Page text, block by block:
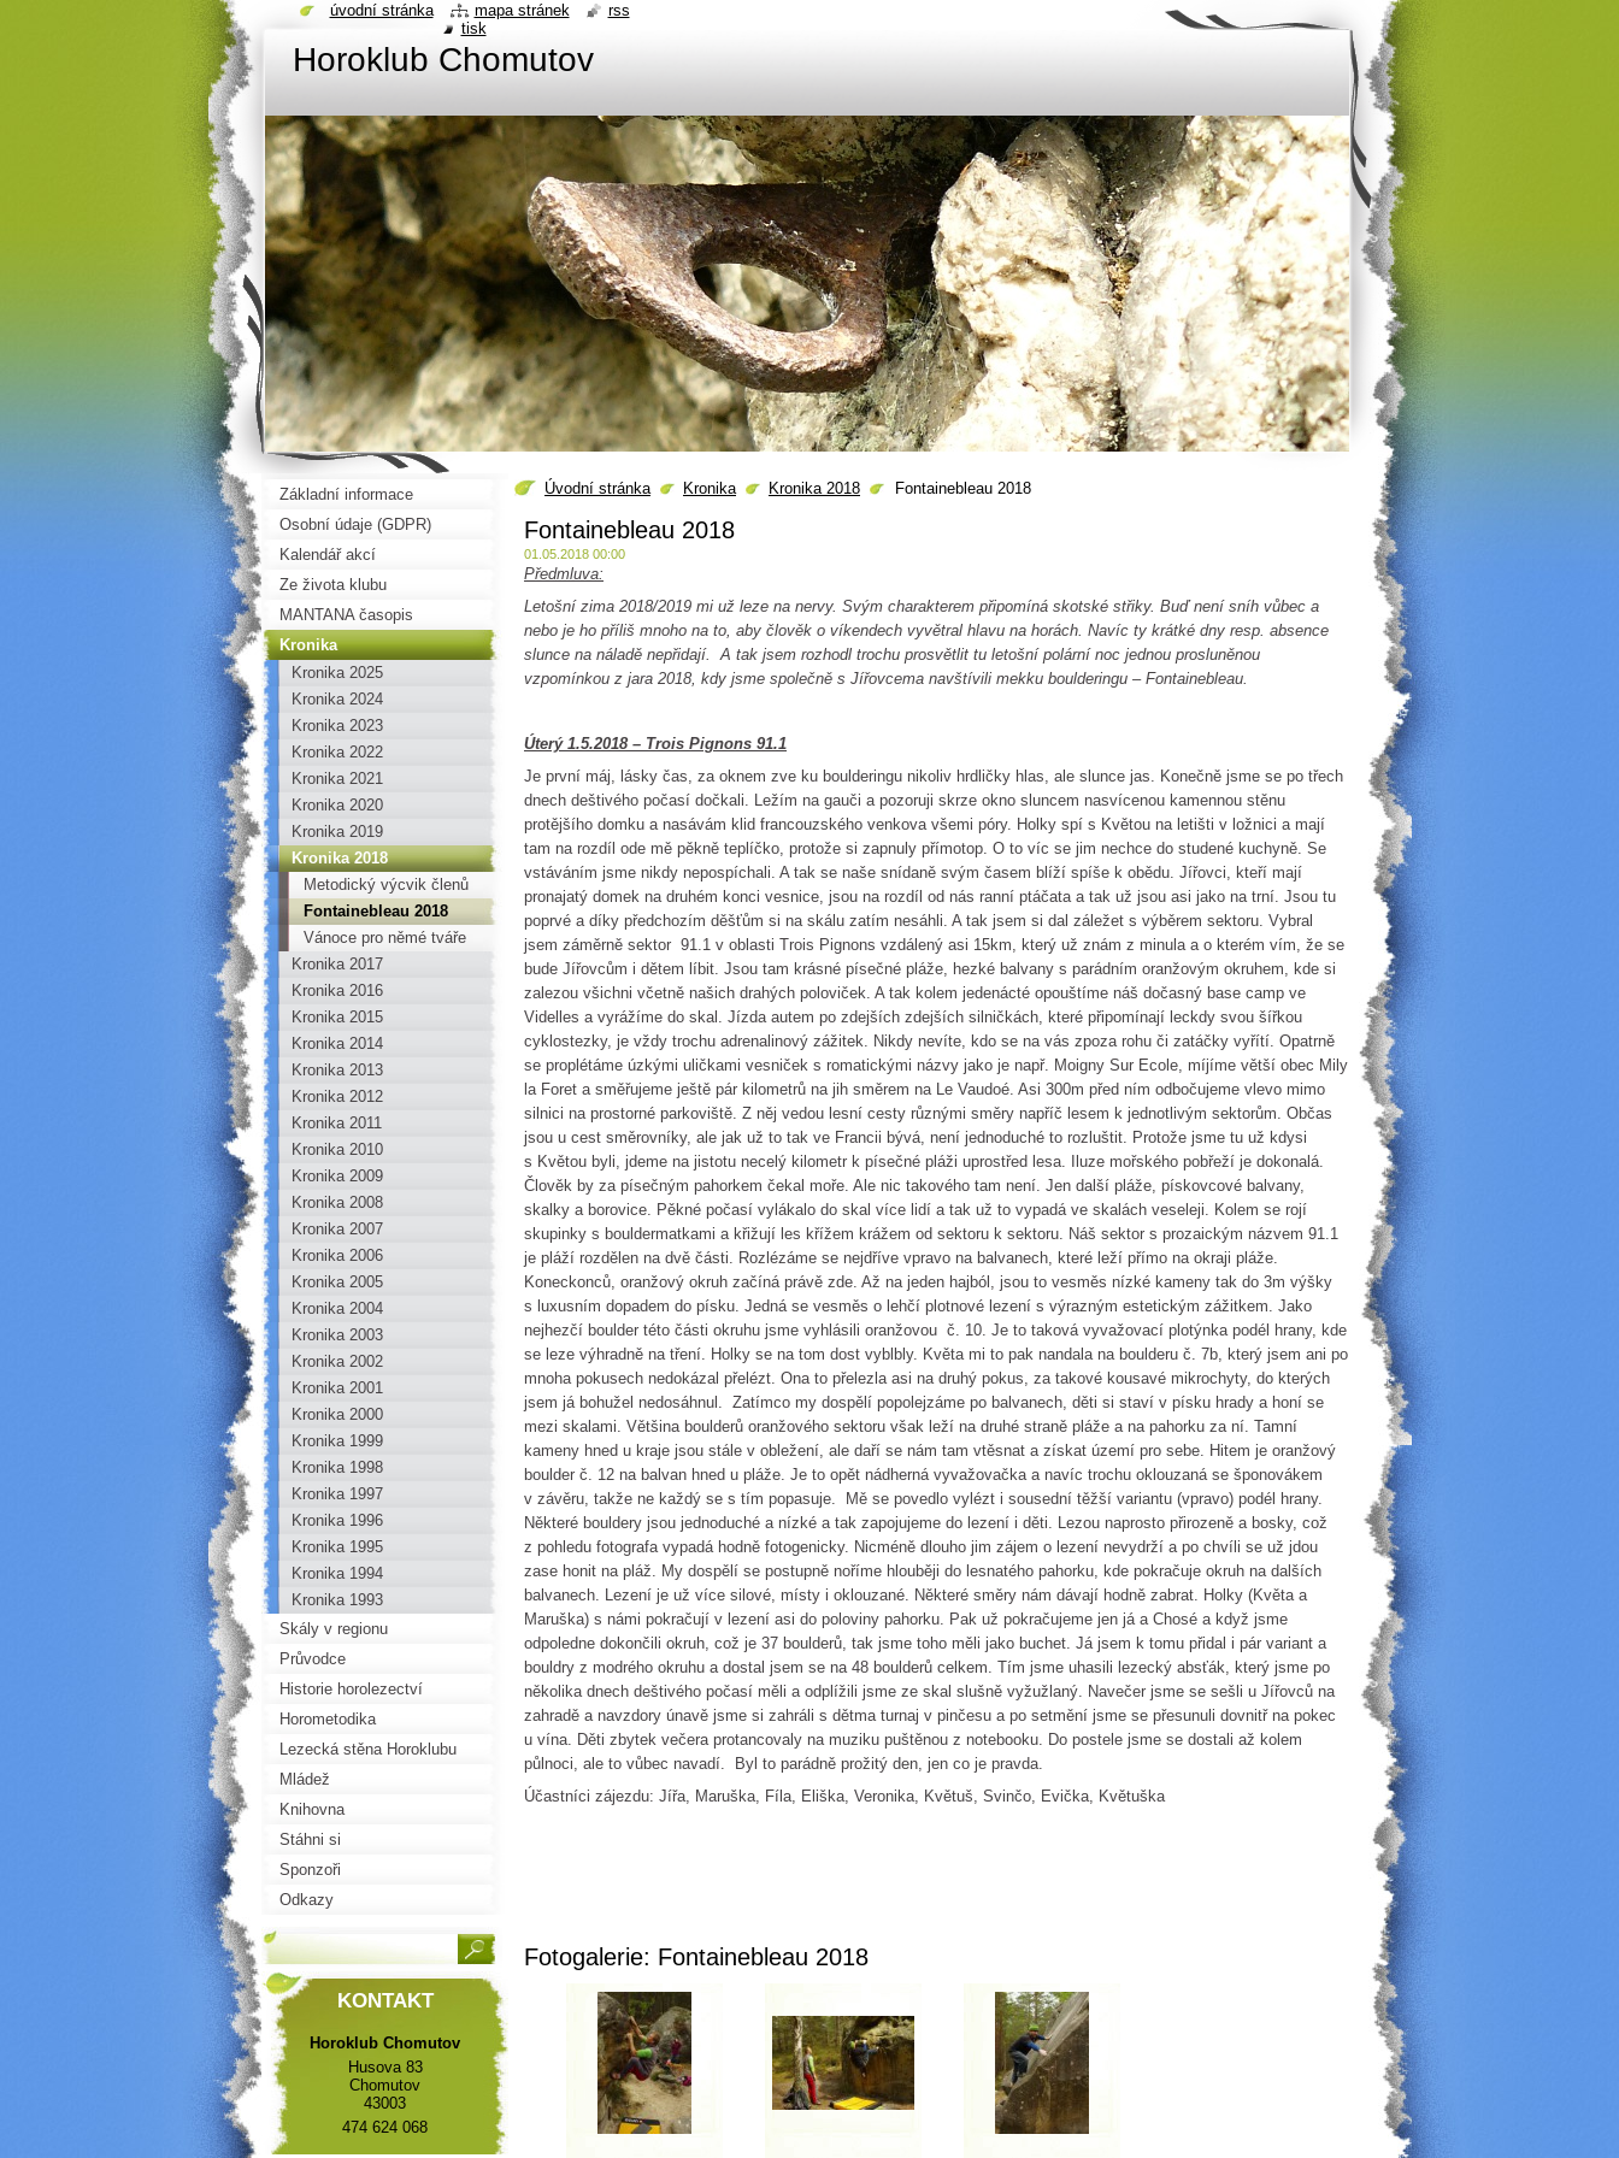
Horoklub Chomutov
Úvodní stránka Kronika Kronika 2018 Fontainebleau 2018
Fontainebleau 2018
01.05.2018 00:00
Předmluva:
Letošní zima 2018/2019 mi už leze na nervy. Svým charakterem připomíná skotské střiky. Buď není sníh vůbec a
nebo je ho příliš mnoho na to, aby člověk o víkendech vyvětral hlavu na horách. Navíc ty krátké dny resp. absence
slunce na náladě nepřidají. A tak jsem rozhodl trochu prosvětlit tu letošní polární noc jednou prosluněnou
vzpomínkou z jara 2018, kdy jsme společně s Jířovcema navštívili mekku boulderingu – Fontainebleau.
Úterý 1.5.2018 – Trois Pignons 91.1
Je první máj, lásky čas, za oknem zve ku boulderingu nikoliv hrdličky hlas, ale slunce jas. Konečně jsme se po třech
dnech deštivého počasí dočkali. Ležím na gauči a pozoruji skrze okno sluncem nasvícenou kamennou stěnu
protějšího domku a nasávám klid francouzského venkova všemi póry. Holky spí s Květou na letišti v ložnici a mají
tam na rozdíl ode mě pěkně teplíčko, protože si zapnuly přímotop. O to víc se jim nechce do studené kuchyně. Se
vstáváním jsme nikdy nepospíchali. A tak se naše snídaně svým časem blíží spíše k obědu. Jířovci, kteří mají
pronajatý domek na druhém konci vesnice, jsou na rozdíl od nás ranní ptáčata a tak už jsou asi jako na trní. Jsou tu
poprvé a díky předchozím děšťům si na skálu zatím nesáhli. A tak jsem si dal záležet s výběrem sektoru. Vybral
jsem záměrně sektor 91.1 v oblasti Trois Pignons vzdálený asi 15km, který už znám z minula a o kterém vím, že se
bude Jířovcům i dětem líbit. Jsou tam krásné písečné pláže, hezké balvany s parádním oranžovým okruhem, kde si
zalezou všichni včetně našich drahých poloviček. A tak kolem jedenácté opouštíme náš dočasný base camp ve
Videlles a vyrážíme do skal. Jízda autem po zdejších zdejších silničkách, které připomínají leckdy svou šířkou
cyklostezky, je vždy trochu adrenalinový zážitek. Nikdy nevíte, kdo se na vás zpoza rohu či zatáčky vyřítí. Opatrně
se proplétáme úzkými uličkami vesniček s romatickými názvy jako je např. Moigny Sur Ecole, míjíme větší obec Mily
la Foret a směřujeme ještě pár kilometrů na jih směrem na Le Vaudoé. Asi 300m před ním odbočujeme vlevo mimo
silnici na prostorné parkoviště. Z něj vedou lesní cesty různými směry napříč lesem k jednotlivým sektorům. Občas
jsou u cest směrovníky, ale jak už to tak ve Francii bývá, není jednoduché to rozluštit. Protože jsme tu už kdysi
s Květou byli, jdeme na jistotu necelý kilometr k písečné pláži uprostřed lesa. Iluze mořského pobřeží je dokonalá.
Člověk by za písečným pahorkem čekal moře. Ale nic takového tam není. Jen další pláže, pískovcové balvany,
skalky a borovice. Pěkné počasí vylákalo do skal více lidí a tak už to vypadá ve skalách veseleji. Kolem se rojí
skupinky s bouldermatkami a křižují les křížem krážem od sektoru k sektoru. Náš sektor s prozaickým názvem 91.1
je pláží rozdělen na dvě části. Rozlézáme se nejdříve vpravo na balvanech, které leží přímo na okraji pláže.
Koneckonců, oranžový okruh začíná právě zde. Až na jeden hajból, jsou to vesměs nízké kameny tak do 3m výšky
s luxusním dopadem do písku. Jedná se vesměs o lehčí plotnové lezení s výrazným estetickým zážitkem. Jako
nejhezčí boulder této části okruhu jsme vyhlásili oranžovou č. 10. Je to taková vyvažovací plotýnka podél hrany, kde
se leze výhradně na tření. Holky se na tom dost vyblbly. Květa mi to pak nandala na boulderu č. 7b, který jsem ani po
mnoha pokusech nedokázal přelézt. Ona to přelezla asi na druhý pokus, za takové kousavé mikrochyty, do kterých
jsem já bohužel nedosáhnul. Zatímco my dospělí popolejzáme po balvanech, děti si staví v písku hrady a honí se
mezi skalami. Většina boulderů oranžového sektoru však leží na druhé straně pláže a na pahorku za ní. Tamní
kameny hned u kraje jsou stále v obležení, ale daří se nám tam vtěsnat a získat území pro sebe. Hitem je oranžový
boulder č. 12 na balvan hned u pláže. Je to opět nádherná vyvažovačka a navíc trochu oklouzaná se šponovákem
v závěru, takže ne každý se s tím popasuje. Mě se povedlo vylézt i sousední těžší variantu (vpravo) podél hrany.
Některé bouldery jsou jednoduché a nízké a tak zapojujeme do lezení i děti. Lezou naprosto přirozeně a bosky, což
z pohledu fotografa vypadá hodně fotogenicky. Nicméně dlouho jim zájem o lezení nevydrží a po chvíli se už jdou
zase honit na pláž. My dospělí se postupně noříme hlouběji do lesnatého pahorku, kde pokračuje okruh na dalších
balvanech. Lezení je už více silové, místy i oklouzané. Některé směry nám dávají hodně zabrat. Holky (Květa a
Maruška) s námi pokračují v lezení asi do poloviny pahorku. Pak už pokračujeme jen já a Chosé a když jsme
odpoledne dokončili okruh, což je 37 boulderů, tak jsme toho měli jako buchet. Já jsem k tomu přidal i pár variant a
bouldry z modrého okruhu a dostal jsem se na 48 boulderů celkem. Tím jsme uhasili lezecký absťák, který jsme po
několika dnech deštivého počasí měli a odplížili jsme ze skal slušně vyžužlaný. Navečer jsme se sešli u Jířovců na
zahradě a navzdory únavě jsme si zahráli s dětma turnaj v pinčesu a po setmění jsme se přesunuli dovnitř na pokec
u vína. Děti zbytek večera protancovaly na muziku puštěnou z notebooku. Do postele jsme se dostali až kolem
půlnoci, ale to vůbec navadí. Byl to parádně prožitý den, jen co je pravda.
Účastníci zájezdu: Jířa, Maruška, Fíla, Eliška, Veronika, Květuš, Svinčo, Evička, Květuška
Fotogalerie: Fontainebleau 2018
Základní informace
Osobní údaje (GDPR)
Kalendář akcí
Ze života klubu
MANTANA časopis
Kronika
Kronika 2025
Kronika 2024
Kronika 2023
Kronika 2022
Kronika 2021
Kronika 2020
Kronika 2019
Kronika 2018
Metodický výcvik členů
Fontainebleau 2018
Vánoce pro němé tváře
Kronika 2017
Kronika 2016
Kronika 2015
Kronika 2014
Kronika 2013
Kronika 2012
Kronika 2011
Kronika 2010
Kronika 2009
Kronika 2008
Kronika 2007
Kronika 2006
Kronika 2005
Kronika 2004
Kronika 2003
Kronika 2002
Kronika 2001
Kronika 2000
Kronika 1999
Kronika 1998
Kronika 1997
Kronika 1996
Kronika 1995
Kronika 1994
Kronika 1993
Skály v regionu
Průvodce
Historie horolezectví
Horometodika
Lezecká stěna Horoklubu
Mládež
Knihovna
Stáhni si
Sponzoři
Odkazy
KONTAKT
Horoklub Chomutov
Husova 83
Chomutov
43003
474 624 068
úvodní stránka mapa stránek
rss
tisk